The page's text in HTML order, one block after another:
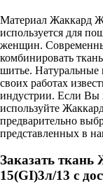
Материал Жаккард
используется для
женщин.
комбинировать ткань
шитье. Натуральные
своих работах
индустрии. Если Вы
используйте
предварительно
представленных в
Заказать
15(GI)3л/13 с